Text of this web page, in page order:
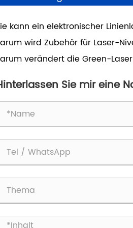
kann ein elektronischer
die Genauigkeit und
verbessern?
wird Zubehör für Laser-
Arbeit unverzichtbar?
verändert die Green-
Sie mir eine